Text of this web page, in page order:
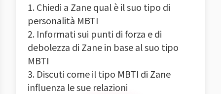
1. Chiedi a Zane qual è il suo tipo di
personalità MBTI
2. Informati sui punti di forza e di
debolezza di Zane in base al suo tipo
MBTI
3. Discuti come il tipo MBTI di Zane
influenza le sue relazioni